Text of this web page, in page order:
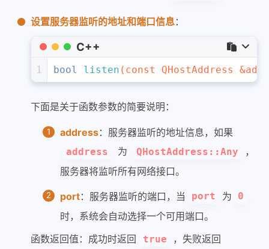
设置服务器监听的地址和端口信息：
C++
1 bool listen ( const QHostAddress
下面是关于函数参数的简要说明：
address：服务器监听的地址信息，如果
address 为 QHostAddress::Any
，
服务器将监听所有网络接口。
port：服务器监听的端口，当 port 为 0
时，系统会自动选择一个可用端口。
函数返回值：成功时返回
true ，失败返回